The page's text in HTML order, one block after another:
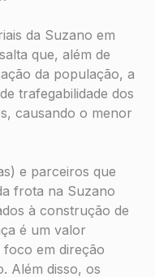
da Suzano em
que, além de
da população, a
trafegabilidade dos
causando o menor
e parceiros que
frota na Suzano
à construção de
é um valor
em direção
Além disso, os